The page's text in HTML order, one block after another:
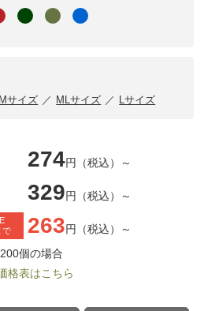
Mサイズ MLサイズ Lサイズ
274円（税込）～
329円（税込）～
で
263円（税込）～
個の場合
格表はこちら